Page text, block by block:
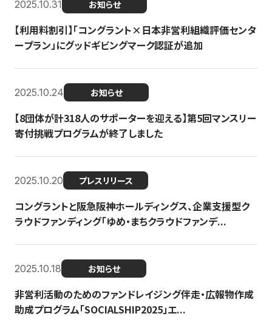
2025.10.31 お知らせ
【利用料割引】「コングラント×日本非営利組織評価センタ
ープラン」にグッドギビングマーク認証が追加
2025.10.24 お知らせ
【8団体が計318人のサポーターを迎える】​​第5回マンスリー
寄付挑戦プログラムが終了しました
2025.10.20 プレスリリース
コングラントと阪急阪神ホールディングス、企業支援型ク
ラウドファンディング「ゆめ・まちクラウドファンデ...
2025.10.18 お知らせ
非営利活動のためのファンドレイジング伴走・広報物作成
助成プログラム「SOCIALSHIP2025」エ...